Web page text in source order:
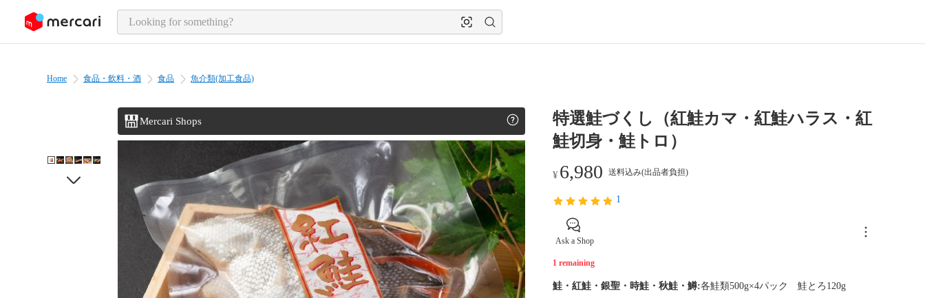
page content
Home 食品・飲料・酒 食品 魚介類(加工食品)
Mercari Shops
特選鮭づくし（紅鮭カマ・紅鮭ハラス・紅
鮭切身・鮭トロ）
¥ 6,980 送料込み(出品者負担)
1
Ask a Shop
1 remaining
鮭・紅鮭・銀聖・時鮭・秋鮭・鱒:各鮭類500g×4パック 鮭とろ120g